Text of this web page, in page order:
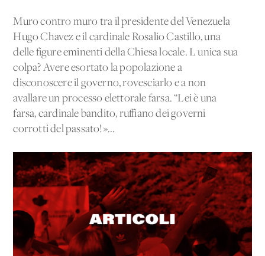
Muro contro muro tra il presidente del Venezuela
Hugo Chavez e il cardinale Rosalio Castillo, una
delle figure eminenti della Chiesa locale. L'unica sua
colpa? Avere esortato la popolazione a
disconoscere il governo, rovesciarlo e a non
avallare un processo elettorale farsa. “Lei è una
farsa, cardinale bandito, ruffiano dei governi
corrotti del passato!»...